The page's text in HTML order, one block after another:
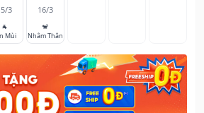
3
🐐
Mùi
16/3
🐒
Nhâm Thân